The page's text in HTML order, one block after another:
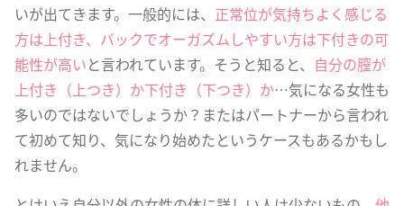
いが出てきます。一般的には、 正常位が気持ちよく感じる
方は上付き、バックでオーガズムしやすい方は下付きの可
能性が高いと言われています。そうと知ると、 自分の膣が
上付き（上つき）か下付き（下つき）か…気になる女性も
多いのではないでしょうか？またはパートナーから言われ
て初めて知り、気になり始めたというケースもあるかもし
れません。